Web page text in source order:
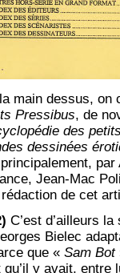
main dessus, on
Pressibus, de
des
dessinées
par
Jean-Mac
de cet
C’est d’ailleurs
Bielec
que « Sam Bot
qu’il y avait, entre